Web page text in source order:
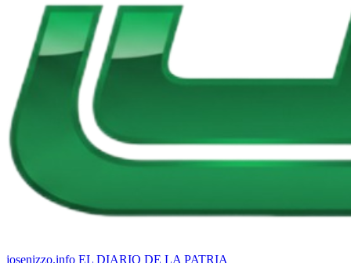
josenizzo.info EL DIARIO DE LA PATRIA